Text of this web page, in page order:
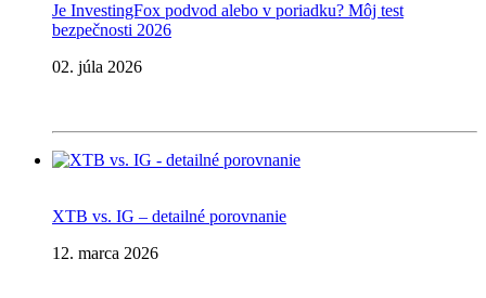
Je InvestingFox podvod alebo v poriadku? Môj test
bezpečnosti 2026
02. júla 2026
XTB vs. IG – detailné porovnanie
12. marca 2026